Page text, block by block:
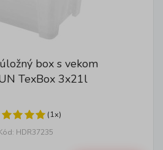
box s vekom
TexBox 3x21l
(1x)
HDR37235